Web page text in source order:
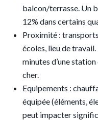
balcon/terrasse. Un
12% dans certains
Proximité :
écoles, lieu de
minutes d’une
cher.
Equipements :
équipée (éléments,
peut impacter